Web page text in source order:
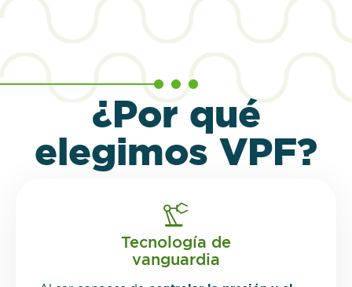
¿Por qué
elegimos VPF?
Tecnología de
vanguardia